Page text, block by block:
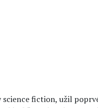
fiction, užil